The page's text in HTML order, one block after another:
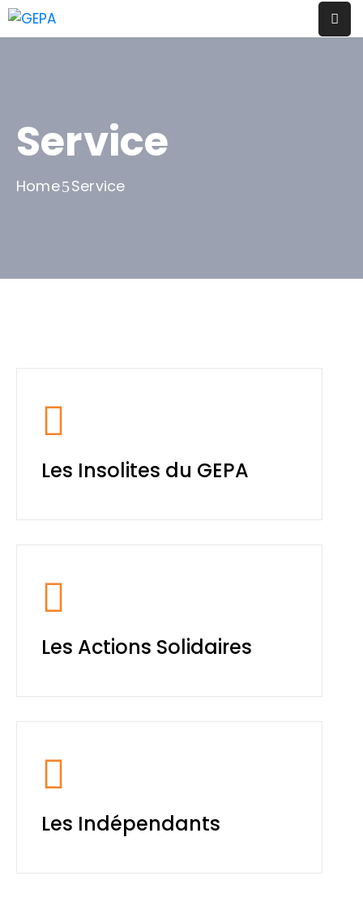
AService
Home Service
Les Insolites du GEPA
Les Actions Solidaires
Les Indépendants